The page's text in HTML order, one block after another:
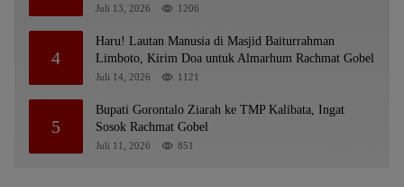
Juli 13, 2026 1206
4
Haru! Lautan Manusia di Masjid Baiturrahman
Limboto, Kirim Doa untuk Almarhum Rachmat Gobel
Juli 14, 2026 1121
5
Bupati Gorontalo Ziarah ke TMP Kalibata, Ingat
Sosok Rachmat Gobel
Juli 11, 2026 851